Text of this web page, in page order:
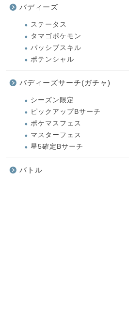
バディーズ
ステータス
タマゴポケモン
パッシブスキル
ポテンシャル
バディーズサーチ(ガチャ)
シーズン限定
ピックアップBサーチ
ポケマスフェス
マスターフェス
星5確定Bサーチ
バトル